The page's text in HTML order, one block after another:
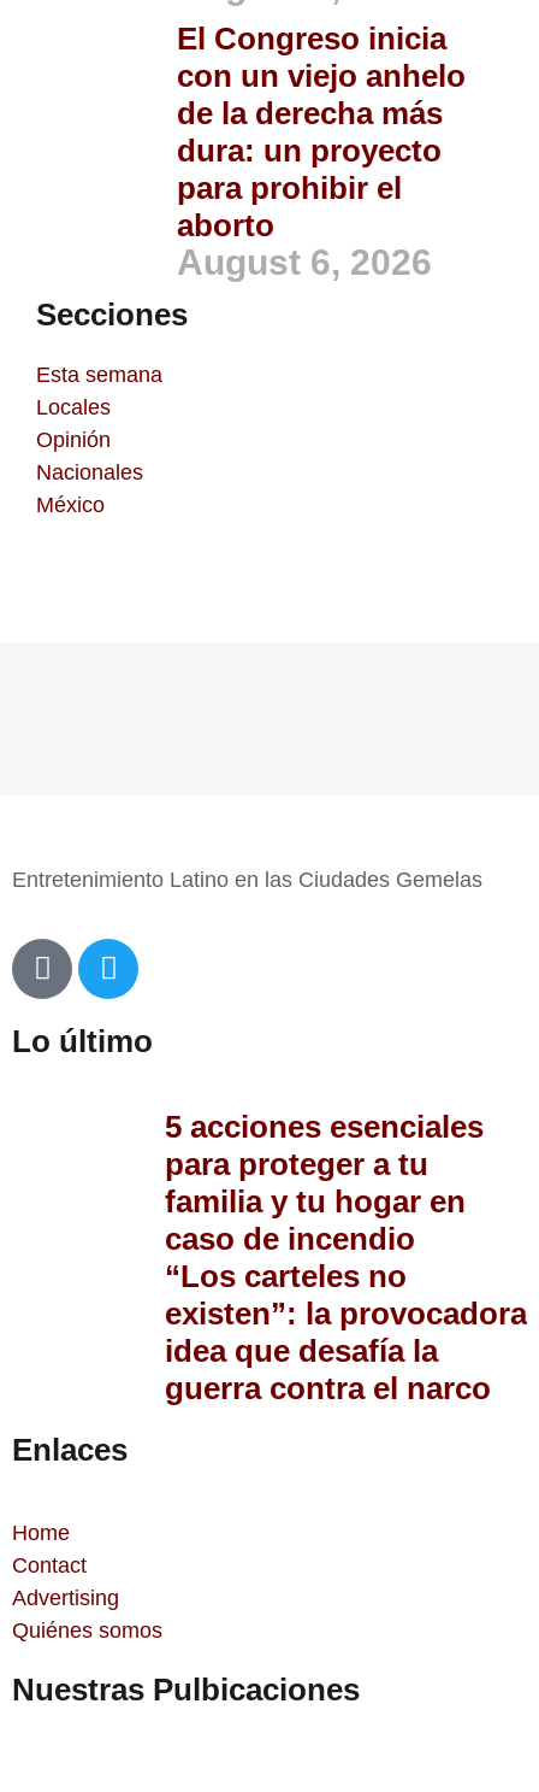
El Congreso inicia
con un viejo anhelo
de la derecha más
dura: un proyecto
para prohibir el
aborto
August 6, 2026
Secciones
Esta semana
Locales
Opinión
Nacionales
México
Entretenimiento Latino en las Ciudades Gemelas
Lo último
5 acciones esenciales
para proteger a tu
familia y tu hogar en
caso de incendio
“Los carteles no
existen”: la provocadora
idea que desafía la
guerra contra el narco
Enlaces
Home
Contact
Advertising
Quiénes somos
Nuestras Pulbicaciones